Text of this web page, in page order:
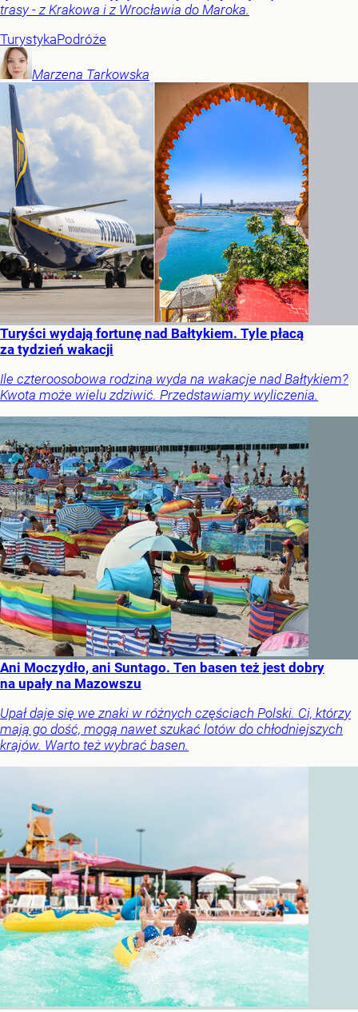
trasy - z Krakowa i z Wrocławia do Maroka.
TurystykaPodróże
Marzena Tarkowska
Turyści wydają fortunę nad Bałtykiem. Tyle płacą
za tydzień wakacji
Ile czteroosobowa rodzina wyda na wakacje nad Bałtykiem?
Kwota może wielu zdziwić. Przedstawiamy wyliczenia.
Ani Moczydło, ani Suntago. Ten basen też jest dobry
na upały na Mazowszu
Upał daje się we znaki w różnych częściach Polski. Ci, którzy
mają go dość, mogą nawet szukać lotów do chłodniejszych
krajów. Warto też wybrać basen.